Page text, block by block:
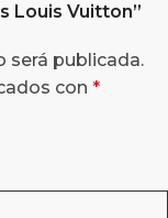
Louis Vuitton”
será publicada.
con *